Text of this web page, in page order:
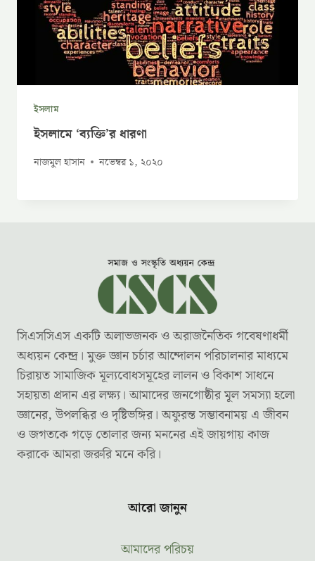
ইসলাম
ইসলামে ‘ব্যক্তি’র ধারণা
নাজমুল হাসান নভেম্বর ১, ২০২০
সিএসসিএস একটি অলাভজনক ও অরাজনৈতিক গবেষণাধর্মী
অধ্যয়ন কেন্দ্র। মুক্ত জ্ঞান চর্চার আন্দোলন পরিচালনার মাধ্যমে
চিরায়ত সামাজিক মূল্যবোধসমূহের লালন ও বিকাশ সাধনে
সহায়তা প্রদান এর লক্ষ্য। আমাদের জনগোষ্ঠীর মূল সমস্যা হলো
জ্ঞানের, উপলব্ধির ও দৃষ্টিভঙ্গির। অফুরন্ত সম্ভাবনাময় এ জীবন
ও জগতকে গড়ে তোলার জন্য মননের এই জায়গায় কাজ
করাকে আমরা জরুরি মনে করি।
আরো জানুন
আমাদের পরিচয়